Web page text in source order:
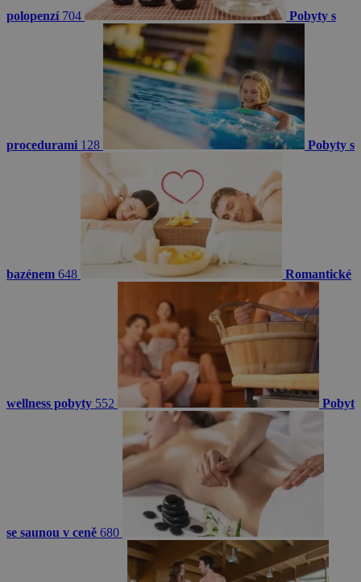
polopenzí 704 Pobyty s
procedurami 128 Pobyty s
bazénem 648 Romantické
wellness pobyty 552 Pobyt
se saunou v ceně 680